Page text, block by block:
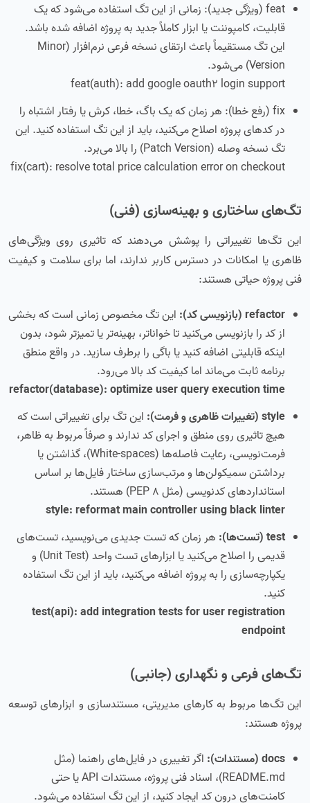
feat (ویژگی جدید): زمانی از این تگ استفاده می‌شود که یک
قابلیت، کامپوننت یا ابزار کاملاً جدید به پروژه اضافه شده باشد.
این تگ مستقیماً باعث ارتقای نسخه فرعی نرم‌افزار (Minor
Version) می‌شود.
feat(auth): add google oauth2 login support
fix (رفع خطا): هر زمان که یک باگ، خطا، کرش یا رفتار اشتباه را
در کدهای پروژه اصلاح می‌کنید، باید از این تگ استفاده کنید. این
تگ نسخه وصله (Patch Version) را بالا می‌برد.
fix(cart): resolve total price calculation error on checkout
تگ‌های ساختاری و بهینه‌سازی (فنی)
این تگ‌ها تغییراتی را پوشش می‌دهند که تاثیری روی ویژگی‌های
ظاهری یا امکانات در دسترس کاربر ندارند، اما برای سلامت و کیفیت
فنی پروژه حیاتی هستند:
refactor (بازنویسی کد):
این تگ مخصوص زمانی است که بخشی
از کد را بازنویسی می‌کنید تا خواناتر، بهینه‌تر یا تمیزتر شود، بدون
اینکه قابلیتی اضافه کنید یا باگی را برطرف سازید. در واقع منطق
برنامه ثابت می‌ماند اما کیفیت کد بالا می‌رود.
refactor(database): optimize user query execution time
style (تغییرات ظاهری و فرمت):
این تگ برای تغییراتی است که
هیچ تاثیری روی منطق و اجرای کد ندارند و صرفاً مربوط به ظاهر،
فرمت‌نویسی، رعایت فاصله‌ها (White-spaces)، گذاشتن یا
برداشتن سمیکولن‌ها و مرتب‌سازی ساختار فایل‌ها بر اساس
استانداردهای کدنویسی (مثل PEP 8) هستند.
style: reformat main controller using black linter
test (تست‌ها):
هر زمان که تست جدیدی می‌نویسید، تست‌های
قدیمی را اصلاح می‌کنید یا ابزارهای تست واحد (Unit Test) و
یکپارچه‌سازی را به پروژه اضافه می‌کنید، باید از این تگ استفاده
کنید.
test(api): add integration tests for user registration
endpoint
تگ‌های فرعی و نگهداری (جانبی)
این تگ‌ها مربوط به کارهای مدیریتی، مستندسازی و ابزارهای توسعه
پروژه هستند:
docs (مستندات):
اگر تغییری در فایل‌های راهنما (مثل
README.md)، اسناد فنی پروژه، مستندات API یا حتی
کامنت‌های درون کد ایجاد کنید، از این تگ استفاده می‌شود.